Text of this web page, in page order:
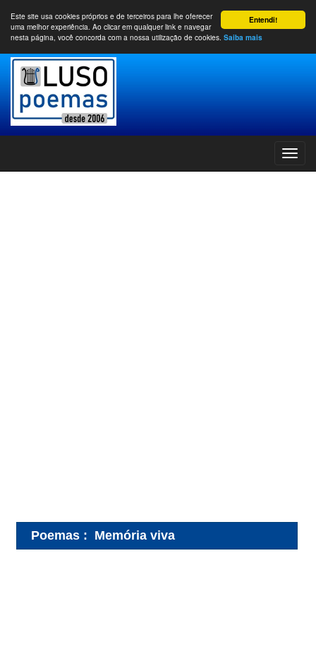
Entendi!
Este site usa cookies próprios e de terceiros para lhe oferecer
uma melhor experiência. Ao clicar em qualquer link e navegar
nesta página, você concorda com a nossa utilização de cookies. Saiba mais
Poemas : Memória viva